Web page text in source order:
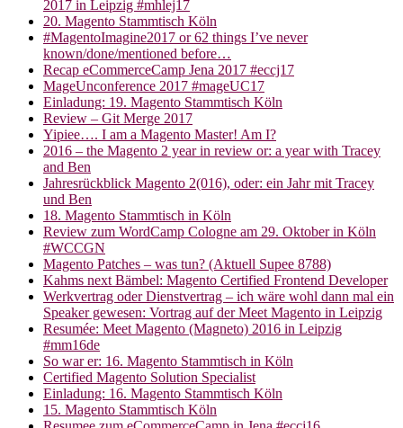
2017 in Leipzig #mhlej17
20. Magento Stammtisch Köln
#MagentoImagine2017 or 62 things I’ve never
known/done/mentioned before…
Recap eCommerceCamp Jena 2017 #eccj17
MageUnconference 2017 #mageUC17
Einladung: 19. Magento Stammtisch Köln
Review – Git Merge 2017
Yipiee…. I am a Magento Master! Am I?
2016 – the Magento 2 year in review or: a year with Tracey
and Ben
Jahresrückblick Magento 2(016), oder: ein Jahr mit Tracey
und Ben
18. Magento Stammtisch in Köln
Review zum WordCamp Cologne am 29. Oktober in Köln
#WCCGN
Magento Patches – was tun? (Aktuell Supee 8788)
Kahms next Bämbel: Magento Certified Frontend Developer
Werkvertrag oder Dienstvertrag – ich wäre wohl dann mal ein
Speaker gewesen: Vortrag auf der Meet Magento in Leipzig
Resumée: Meet Magento (Magneto) 2016 in Leipzig
#mm16de
So war er: 16. Magento Stammtisch in Köln
Certified Magento Solution Specialist
Einladung: 16. Magento Stammtisch Köln
15. Magento Stammtisch Köln